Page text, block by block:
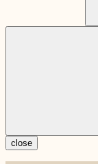
close